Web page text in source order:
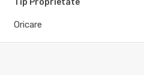
Oricare